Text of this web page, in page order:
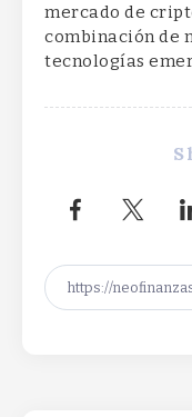
mercado de
combinación de
tecnologías